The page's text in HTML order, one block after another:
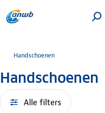
Handschoenen
Handschoenen
Alle filters